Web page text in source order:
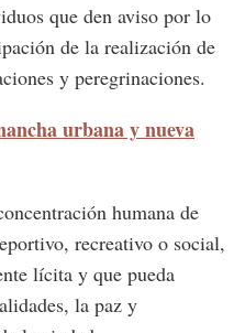
que den aviso por lo
de la realización de
y peregrinaciones.
urbana y nueva
humana de
recreativo o social,
lícita y que pueda
la paz y